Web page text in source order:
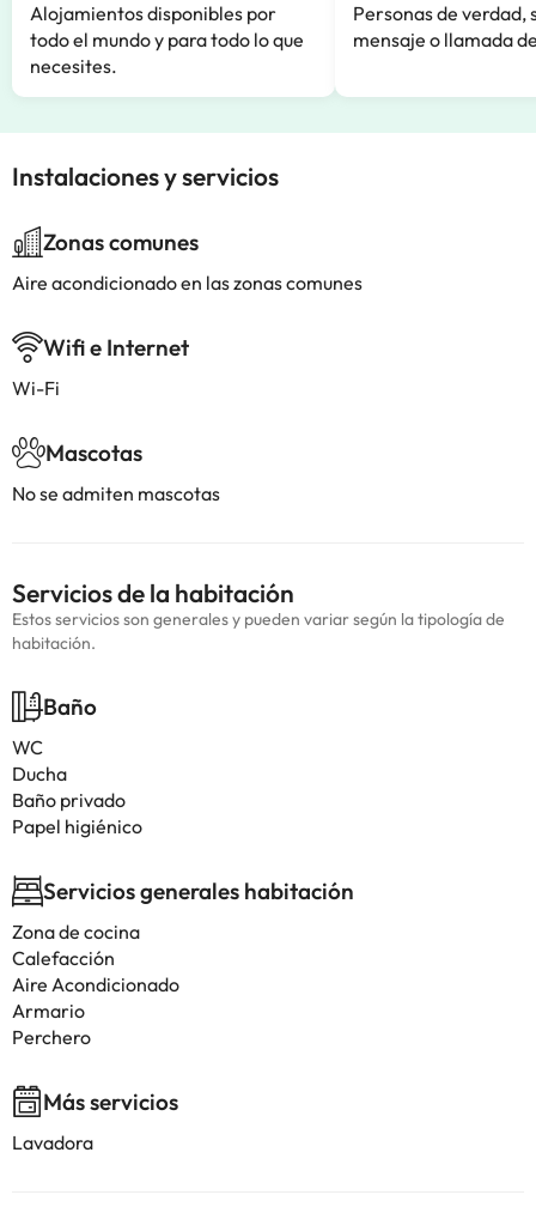
Alojamientos disponibles por
todo el mundo y para todo lo que
necesites.
Personas de verdad,
mensaje o llamada
Instalaciones y servicios
Zonas comunes
Aire acondicionado en las zonas comunes
Wifi e Internet
Wi-Fi
Mascotas
No se admiten mascotas
Servicios de la habitación
Estos servicios son generales y pueden variar según la tipología de
habitación.
Baño
WC
Ducha
Baño privado
Papel higiénico
Servicios generales habitación
Zona de cocina
Calefacción
Aire Acondicionado
Armario
Perchero
Más servicios
Lavadora